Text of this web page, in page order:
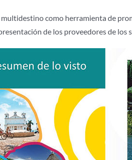
como herramienta de
de los proveedores de